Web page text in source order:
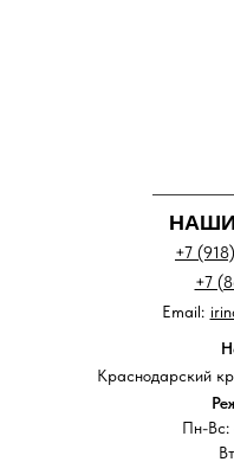
+7
+7
Краснодарский
Пн-Вс:
Email: